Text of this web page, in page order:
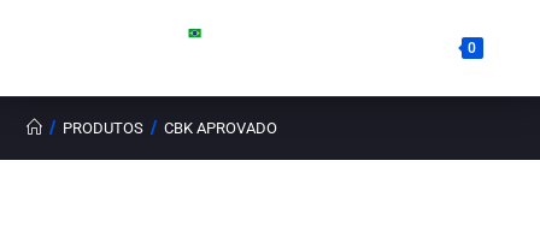
0
/ PRODUTOS / CBK APROVADO